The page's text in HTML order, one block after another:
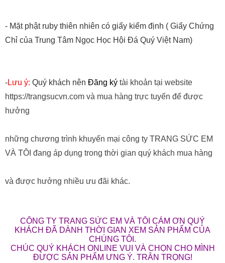
- Mặt phật ruby thiên nhiên có giấy kiểm định ( Giấy Chứng
Chỉ của Trung Tâm Ngọc Học Hội Đá Quý Việt Nam)
-Lưu ý: Quý khách nên Đăng ký tài khoản tại website
https://trangsucvn.com và mua hàng trực tuyến để được
hưởng
những chương trình khuyến mại công ty TRANG SỨC EM
VÀ TÔI đang áp dụng trong thời gian quý khách mua hàng
và được hưởng nhiều ưu đãi khác.
CÔNG TY TRANG SỨC EM VÀ TÔI CÁM ƠN QUÝ
KHÁCH ĐÃ DÀNH THỜI GIAN XEM SẢN PHẨM CỦA
CHÚNG TÔI.
CHÚC QUÝ KHÁCH ONLINE VUI VÀ CHỌN CHO MÌNH
ĐƯỢC SẢN PHẨM ƯNG Ý. TRÂN TRỌNG!